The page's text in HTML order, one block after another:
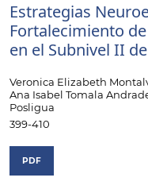
Estrategias
Fortalecimiento
en el Subnivel II
Veronica Elizabeth
Ana Isabel Tomala
Posligua
399-410
PDF